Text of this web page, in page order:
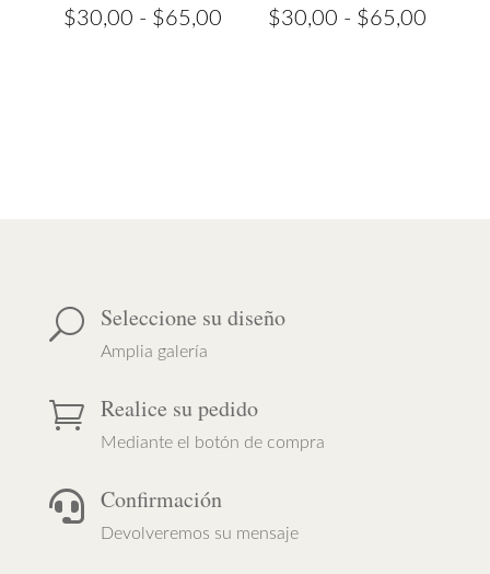
$30,00 - $65,00 Rango
$30,00 - $65,00Rango
U Seleccione su diseño
Amplia galería
 Realice su pedido
Mediante el botón de compra
 Confirmación
Devolveremos su mensaje